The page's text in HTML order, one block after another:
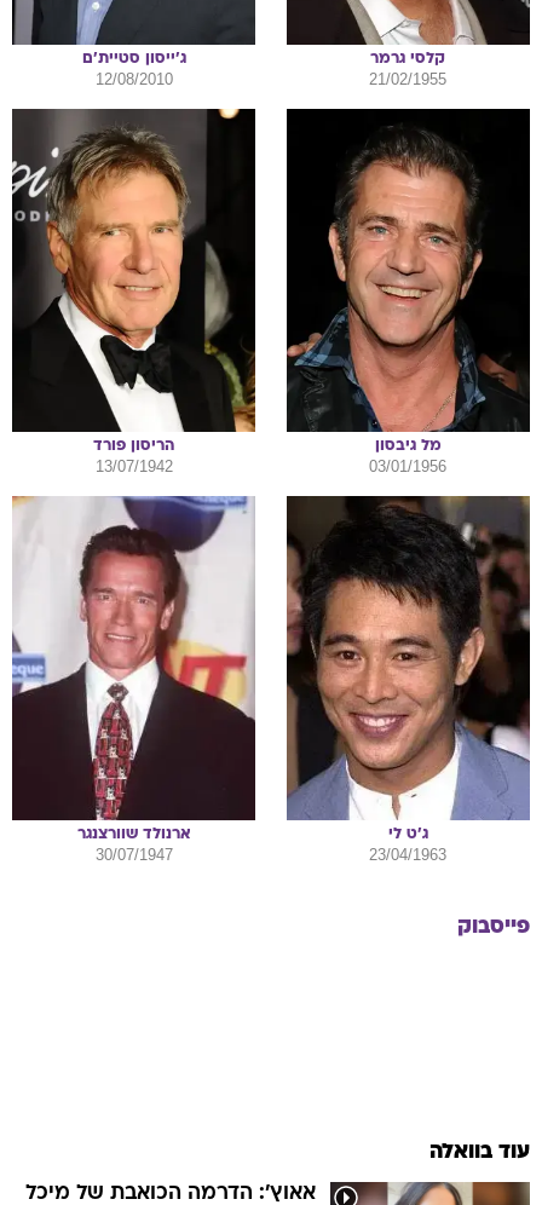
קלסי גרמר
21/02/1955
ג'ייסון סטיית'ם
12/08/2010
מל גיבסון
03/01/1956
הריסון פורד
13/07/1942
ג'ט לי
23/04/1963
ארנולד שוורצנגר
30/07/1947
פייסבוק
עוד בוואלה
אאוץ': הדרמה הכואבת של מיכל